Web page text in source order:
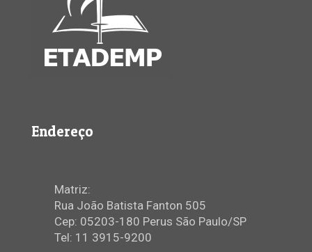
Endereço
Matriz:
Rua João Batista Fanton 505
Cep: 05203-180 Perus São Paulo/SP
Tel: 11 3915-9200